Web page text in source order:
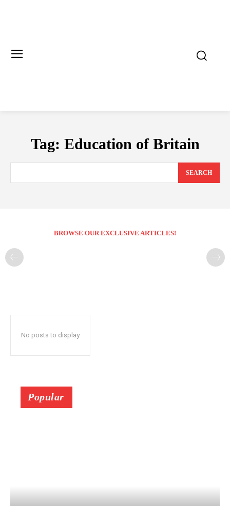
Tag: Education of Britain
SEARCH
BROWSE OUR EXCLUSIVE ARTICLES!
No posts to display
Popular